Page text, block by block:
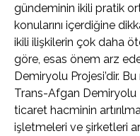
gündeminin ikili pratik
konularını içerdiğine
ikili ilişkilerin çok daha
göre, esas önem arz
Demiryolu Projesi’dir.
Trans-Afgan Demiryolu
ticaret hacminin
işletmeleri ve şirketleri